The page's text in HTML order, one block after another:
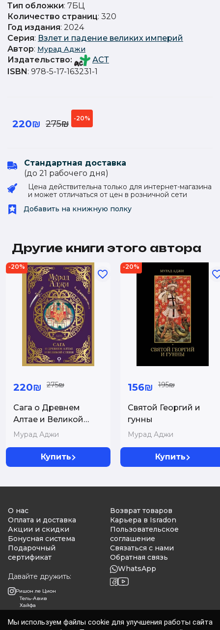
Тип обложки: 7БЦ
Количество страниц: 320
Год издания: 2024
Серия: Взлет и падение великих империй
Автор: Мурад Аджи
Издательство:
АСТ
ISBN: 978-5-17-163231-1
220₪ 275₪
-20%
Стандартная доставка
(до 21 рабочего дня)
Цена действительна только для интернет-магазина
и может отличаться от цен в розничной сети
Добавить на книжную полку
Другие книги этого автора
-20%
220₪ 275₪
Сага о Древнем
Алтае и Великой
Степи
Мурад Аджи
Купить
-20%
156₪ 195₪
Святой Георгий и
гунны
Мурад Аджи
Купить
О нас
Оплата и доставка
Акции и скидки
Бонусная система
Подарочный
сертификат
Давайте дружить:
Ришон ле Цион
Тель-Авив
Хайфа
Возврат товаров
Карьера в Isradon
Пользовательское
соглашение
Связаться с нами
Обратная связь
WhatsApp
Мы используем файлы cookie для улучшения работы сайта